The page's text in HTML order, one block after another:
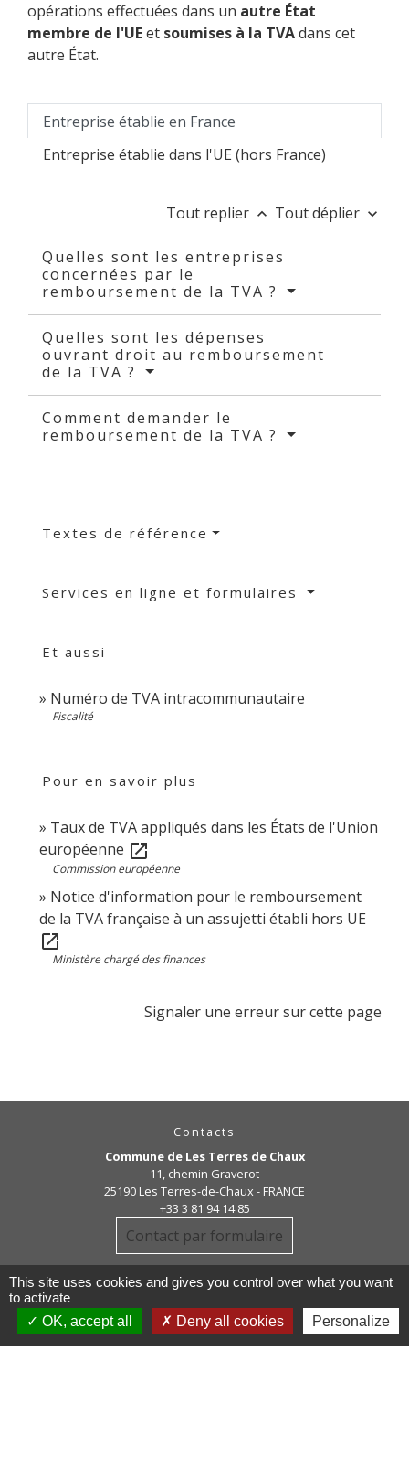
opérations effectuées dans un autre État
membre de l'UEet soumises à la TVAdans cet
autre État.
Entreprise établie en France
Entreprise établie dans l'UE (hors France)
Tout replier keyboard_arrow_up Tout déplier keyboard_arrow_down
Quelles sont les entreprises
concernées par le
remboursement de la TVA ?
Quelles sont les dépenses
ouvrant droit au remboursement
de la TVA ?
Comment demander le
remboursement de la TVA ?
Textes de référence
Services en ligne et formulaires
Et aussi
Numéro de TVA intracommunautaire
Fiscalité
Pour en savoir plus
Taux de TVA appliqués dans les États de l'Union
européenne open_in_new
Commission européenne
Notice d'information pour le remboursement
de la TVA française à un assujetti établi hors UE
open_in_new
Ministère chargé des finances
Signaler une erreur sur cette page
Contacts
Commune de Les Terres de Chaux
11, chemin Graverot
25190 Les Terres-de-Chaux - FRANCE
+33 3 81 94 14 85
Contact par formulaire
This site uses cookies and gives you control over what you want
to activate
OK, accept all
Deny all cookies Personalize